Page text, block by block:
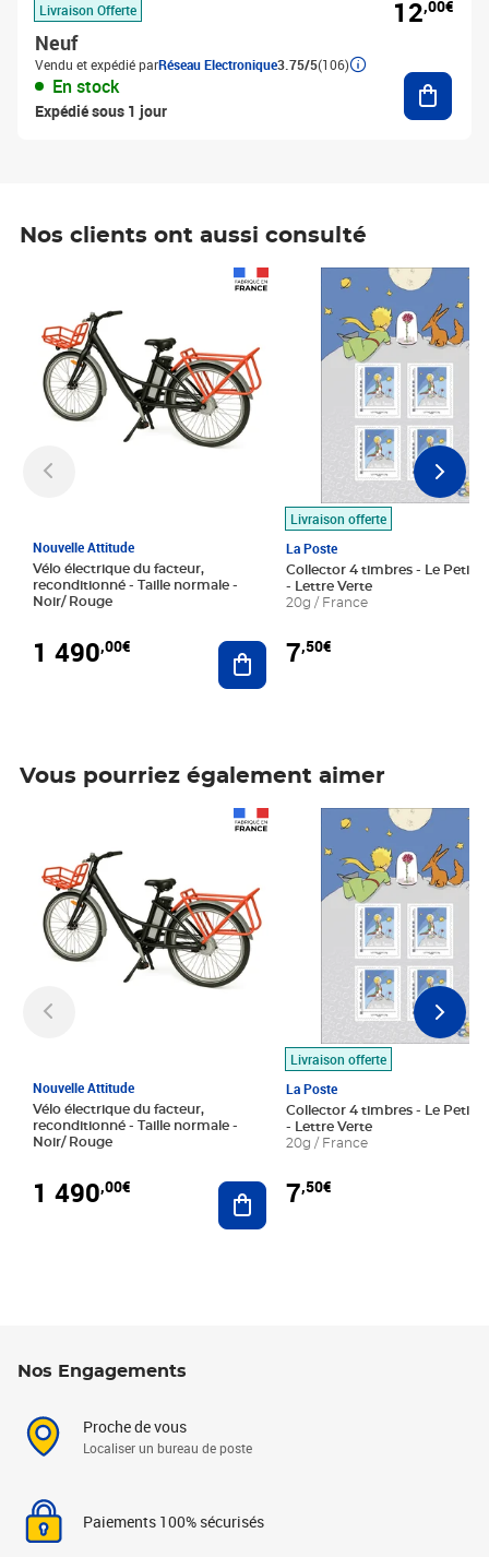
Livraison Offerte
Neuf
Vendu et expédié parRéseau Electronique3.75/5(106)
En stock
Expédié sous 1 jour
12,00€
Nos clients ont aussi consulté
Nouvelle Attitude
Vélo électrique du facteur,
reconditionné - Taille normale -
Noir/ Rouge
1 490,00€ Ajouter au panier
Livraison offerte
La Poste
Collector 4 timbres - Le Petit
- Lettre Verte
20g / France
7,50€
Prix 7,50€
Vous pourriez également aimer
Nouvelle Attitude
Vélo électrique du facteur,
reconditionné - Taille normale -
Noir/ Rouge
1 490,00€ Ajouter au panier
Livraison offerte
La Poste
Collector 4 timbres - Le Petit
- Lettre Verte
20g / France
7,50€
Prix 7,50€
Nos Engagements
Proche de vous
Localiser un bureau de poste
Paiements 100% sécurisés